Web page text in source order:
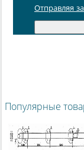
Отправляя
Популярные